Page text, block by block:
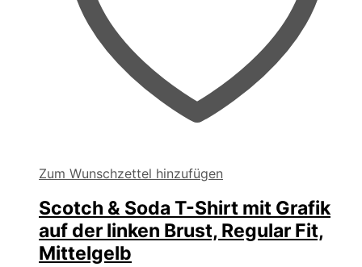
Zum Wunschzettel hinzufügen
Scotch & Soda T-Shirt mit Grafik
auf der linken Brust, Regular Fit,
Mittelgelb